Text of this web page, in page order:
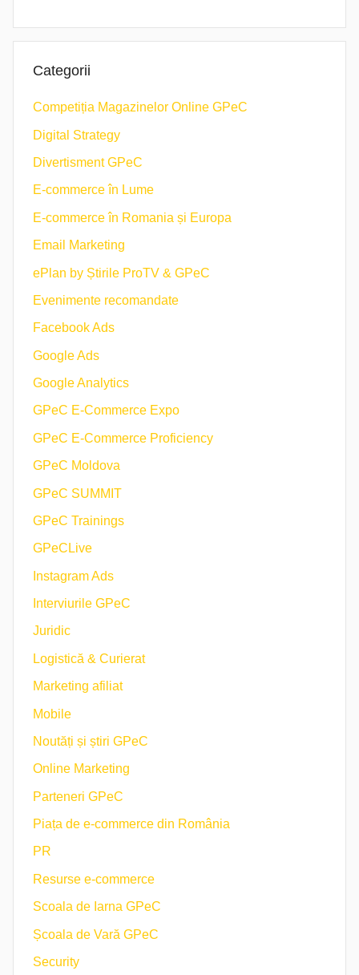
Categorii
Competiția Magazinelor Online GPeC
Digital Strategy
Divertisment GPeC
E-commerce în Lume
E-commerce în Romania și Europa
Email Marketing
ePlan by Știrile ProTV & GPeC
Evenimente recomandate
Facebook Ads
Google Ads
Google Analytics
GPeC E-Commerce Expo
GPeC E-Commerce Proficiency
GPeC Moldova
GPeC SUMMIT
GPeC Trainings
GPeCLive
Instagram Ads
Interviurile GPeC
Juridic
Logistică & Curierat
Marketing afiliat
Mobile
Noutăți și știri GPeC
Online Marketing
Parteneri GPeC
Piața de e-commerce din România
PR
Resurse e-commerce
Scoala de Iarna GPeC
Școala de Vară GPeC
Security